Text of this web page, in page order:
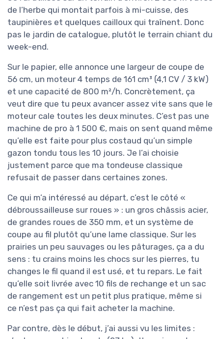
sauvages, les talus et les coins où une
tondeuse classique bloque ou souffre. Je l’ai
utilisée sur un terrain d’environ 2 000 m², avec
de l’herbe qui montait parfois à mi-cuisse, des
Donc pas le jardin de catalogue, plutôt le
terrain chiant du week-end.
Sur le papier, elle annonce une largeur de coupe
de 56 cm, un moteur 4 temps de 161 cm³ (4,1 CV
/ 3 kW) et une capacité de 800 m²/h.
Concrètement, ça veut dire que tu peux
avancer assez vite sans que le moteur cale
toutes les deux minutes. C’est pas une
machine de pro à 1 500 €, mais on sent quand
simple gazon tondu tous les 10 jours. Je l’ai
choisie justement parce que ma tondeuse
classique refusait de passer dans certaines
zones.
Ce qui m’a intéressé au départ, c’est le côté «
débroussailleuse sur roues » : un gros châssis
acier, de grandes roues de 350 mm, et un
système de coupe au fil plutôt qu’une lame
classique. Sur les prairies un peu sauvages ou
chocs sur les pierres, tu changes le fil quand il